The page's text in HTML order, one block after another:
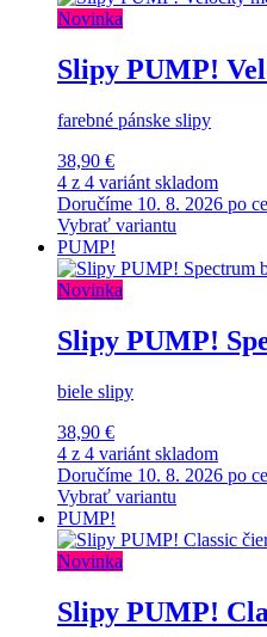
Novinka
Slipy PUMP!
farebné pánske slipy
38,90 €
4 z 4 variánt skladom
Doručíme 10. 8. 2026 po
Vybrať variantu
PUMP!
Novinka
Slipy PUMP!
biele slipy
38,90 €
4 z 4 variánt skladom
Doručíme 10. 8. 2026 po
Vybrať variantu
PUMP!
Novinka
Slipy PUMP!